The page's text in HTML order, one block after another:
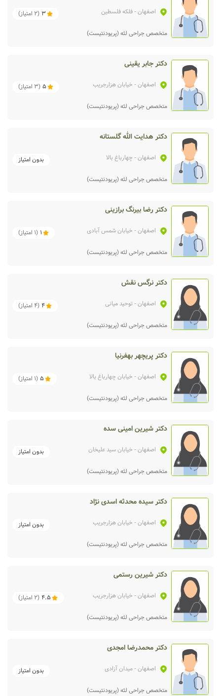
اصفهان- فلکه فلسطین 3
(
2 امتیاز)
متخصص جراحی لثه (پریودنتیست)
دکتر جابر یقینی
اصفهان- خیابان هزارجریب 5
(
3 امتیاز)
متخصص جراحی لثه (پریودنتیست)
دکتر هدایت الله گلستانه
اصفهان- چهارباغ بالا بدون امتیاز
متخصص جراحی لثه (پریودنتیست)
دکتر رضا بیرنگ برازینی
اصفهان- خیابان شمس آبادی 1
(
1 امتیاز)
متخصص جراحی لثه (پریودنتیست)
دکتر نرگس نقش
اصفهان- توحید میانی 4
(
4 امتیاز)
متخصص جراحی لثه (پریودنتیست)
دکتر پریچهر بهفرنیا
اصفهان- خیابان چهارباغ بالا 5
(
1 امتیاز)
متخصص جراحی لثه (پریودنتیست)
دکتر شیرین امینی سده
اصفهان- خیابان سید علیخان بدون امتیاز
متخصص جراحی لثه (پریودنتیست)
دکتر سیده محدثه اسدی نژاد
اصفهان- خیابان هزارجریب بدون امتیاز
متخصص جراحی لثه (پریودنتیست)
دکتر شیرین رستمی
اصفهان- خیابان هزارجریب 4.5
(
2 امتیاز)
متخصص جراحی لثه (پریودنتیست)
دکتر محمدرضا امجدی
اصفهان- میدان آزادی بدون امتیاز
متخصص جراحی لثه (پریودنتیست)